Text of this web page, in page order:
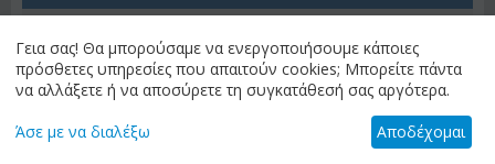
Έκπτωση 22%
Γεια σας! Θα μπορούσαμε να ενεργοποιήσουμε κάποιες
πρόσθετες υπηρεσίες που απαιτούν cookies; Μπορείτε πάντα
να αλλάξετε ή να αποσύρετε τη συγκατάθεσή σας αργότερα.
Άσε με να διαλέξω Αποδέχομαι